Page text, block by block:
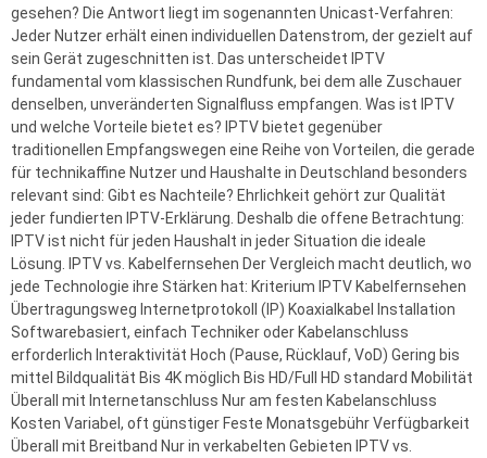
gesehen? Die Antwort liegt im sogenannten Unicast-Verfahren:
Jeder Nutzer erhält einen individuellen Datenstrom, der gezielt auf
sein Gerät zugeschnitten ist. Das unterscheidet IPTV
fundamental vom klassischen Rundfunk, bei dem alle Zuschauer
denselben, unveränderten Signalfluss empfangen. Was ist IPTV
und welche Vorteile bietet es? IPTV bietet gegenüber
traditionellen Empfangswegen eine Reihe von Vorteilen, die gerade
für technikaffine Nutzer und Haushalte in Deutschland besonders
relevant sind: Gibt es Nachteile? Ehrlichkeit gehört zur Qualität
jeder fundierten IPTV-Erklärung. Deshalb die offene Betrachtung:
IPTV ist nicht für jeden Haushalt in jeder Situation die ideale
Lösung. IPTV vs. Kabelfernsehen Der Vergleich macht deutlich, wo
jede Technologie ihre Stärken hat: Kriterium IPTV Kabelfernsehen
Übertragungsweg Internetprotokoll (IP) Koaxialkabel Installation
Softwarebasiert, einfach Techniker oder Kabelanschluss
erforderlich Interaktivität Hoch (Pause, Rücklauf, VoD) Gering bis
mittel Bildqualität Bis 4K möglich Bis HD/Full HD standard Mobilität
Überall mit Internetanschluss Nur am festen Kabelanschluss
Kosten Variabel, oft günstiger Feste Monatsgebühr Verfügbarkeit
Überall mit Breitband Nur in verkabelten Gebieten IPTV vs.